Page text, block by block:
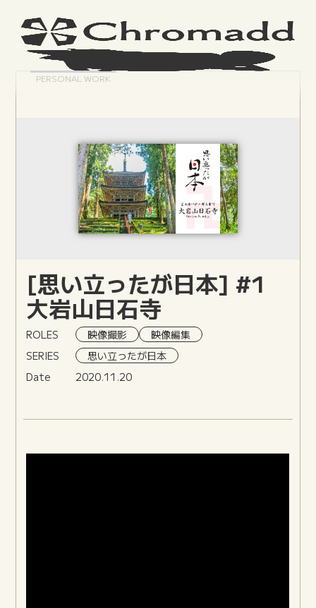
PERSONAL WORK
[思い立ったが日本] #1
大岩山日石寺
ROLES 映像撮影
映像編集
SERIES
思い立ったが日本
Date
2020.11.20